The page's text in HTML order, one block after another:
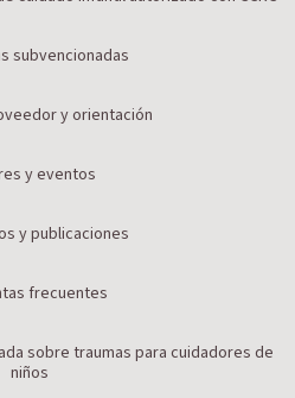
subvencionadas
y orientación
y eventos
y publicaciones
frecuentes
sobre traumas para cuidadores de
niños